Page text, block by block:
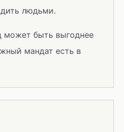
людьми.
может быть выгоднее
мандат есть в